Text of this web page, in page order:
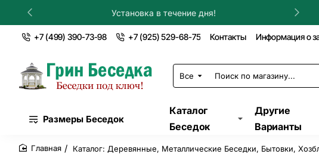
Установка в течение дня!
+7 (499) 390-73-98 +7 (925) 529-68-75 Контакты Информация о
Все
Поиск
по
Размеры Беседок
Каталог
Беседок
Другие
Варианты
Каталог: Деревянные, Металлические Беседки, Бытовки,